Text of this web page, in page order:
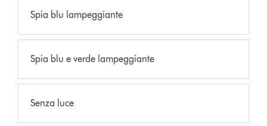
Spia blu lampeggiante
Spia blu e verde lampeggiante
Senza luce